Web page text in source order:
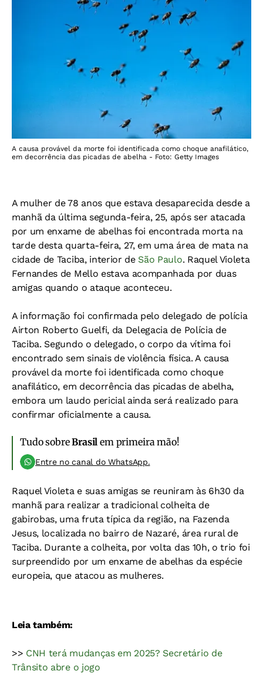
A causa provável da morte foi identificada como choque anafilático,
em decorrência das picadas de abelha - Foto: Getty Images
A mulher de 78 anos que estava desaparecida desde a
manhã da última segunda-feira, 25, após ser atacada
por um enxame de abelhas foi encontrada morta na
tarde desta quarta-feira, 27, em uma área de mata na
cidade de Taciba, interior de São Paulo. Raquel Violeta
Fernandes de Mello estava acompanhada por duas
amigas quando o ataque aconteceu.
A informação foi confirmada pelo delegado de polícia
Airton Roberto Guelfi, da Delegacia de Polícia de
Taciba. Segundo o delegado, o corpo da vítima foi
encontrado sem sinais de violência física. A causa
provável da morte foi identificada como choque
anafilático, em decorrência das picadas de abelha,
embora um laudo pericial ainda será realizado para
confirmar oficialmente a causa.
Tudo sobreBrasil em primeira mão!
Entre no canal do WhatsApp.
Raquel Violeta e suas amigas se reuniram às 6h30 da
manhã para realizar a tradicional colheita de
gabirobas, uma fruta típica da região, na Fazenda
Jesus, localizada no bairro de Nazaré, área rural de
Taciba. Durante a colheita, por volta das 10h, o trio foi
surpreendido por um enxame de abelhas da espécie
europeia, que atacou as mulheres.
Leia também:
>> CNH terá mudanças em 2025? Secretário de
Trânsito abre o jogo